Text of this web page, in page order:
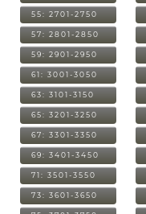
55: 2701-2750
57: 2801-2850
59: 2901-2950
61: 3001-3050
63: 3101-3150
65: 3201-3250
67: 3301-3350
69: 3401-3450
71: 3501-3550
73: 3601-3650